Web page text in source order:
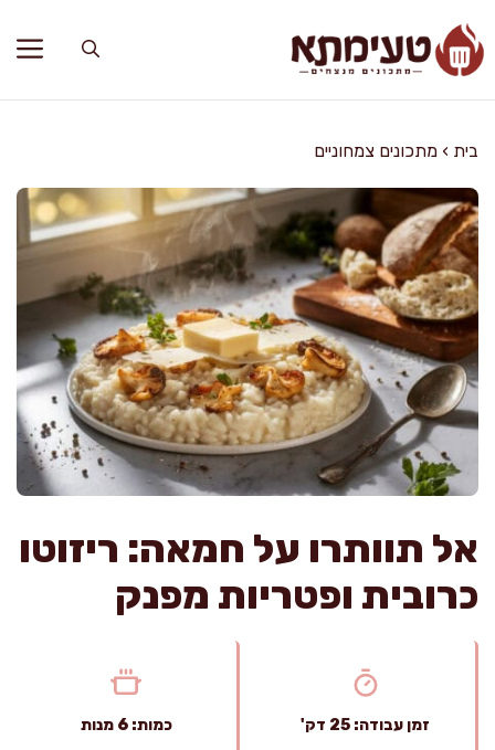
לתוכן
בית › מתכונים צמחוניים
אל תוותרו על חמאה: ריזוטו
כרובית ופטריות מפנק
זמן עבודה: 25 דק' כמות: 6 מנות